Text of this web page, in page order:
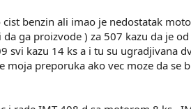
benzin ali imao je nedostatak
ga proizvode ) za 507 kazu da je
kazu 14 ks a i tu su ugradjivana
preporuka ako vec moze da se